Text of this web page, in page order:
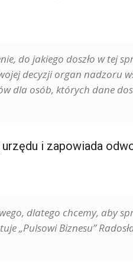
do jakiego doszło w tej
decyzji organ nadzoru
dla osób, których dane
i zapowiada
dlatego chcemy, aby
„Pulsowi Biznesu”